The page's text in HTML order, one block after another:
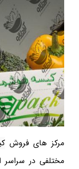
مرکز های فروش
مختلفی در سراسر